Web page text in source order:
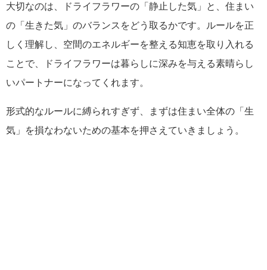
大切なのは、ドライフラワーの「静止した気」と、住まい
の「生きた気」のバランスをどう取るかです。ルールを正
しく理解し、空間のエネルギーを整える知恵を取り入れる
ことで、ドライフラワーは暮らしに深みを与える素晴らし
いパートナーになってくれます。
形式的なルールに縛られすぎず、まずは住まい全体の「生
気」を損なわないための基本を押さえていきましょう。